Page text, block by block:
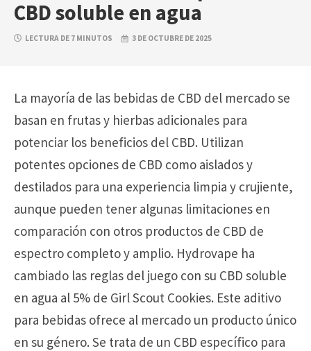
CBD soluble en agua
LECTURA DE 7 MINUTOS 3 DE OCTUBRE DE 2025
La mayoría de las bebidas de CBD del mercado se
basan en frutas y hierbas adicionales para
potenciar los beneficios del CBD. Utilizan
potentes opciones de CBD como aislados y
destilados para una experiencia limpia y crujiente,
aunque pueden tener algunas limitaciones en
comparación con otros productos de CBD de
espectro completo y amplio. Hydrovape ha
cambiado las reglas del juego con su CBD soluble
en agua al 5% de Girl Scout Cookies. Este aditivo
para bebidas ofrece al mercado un producto único
en su género. Se trata de un CBD específico para